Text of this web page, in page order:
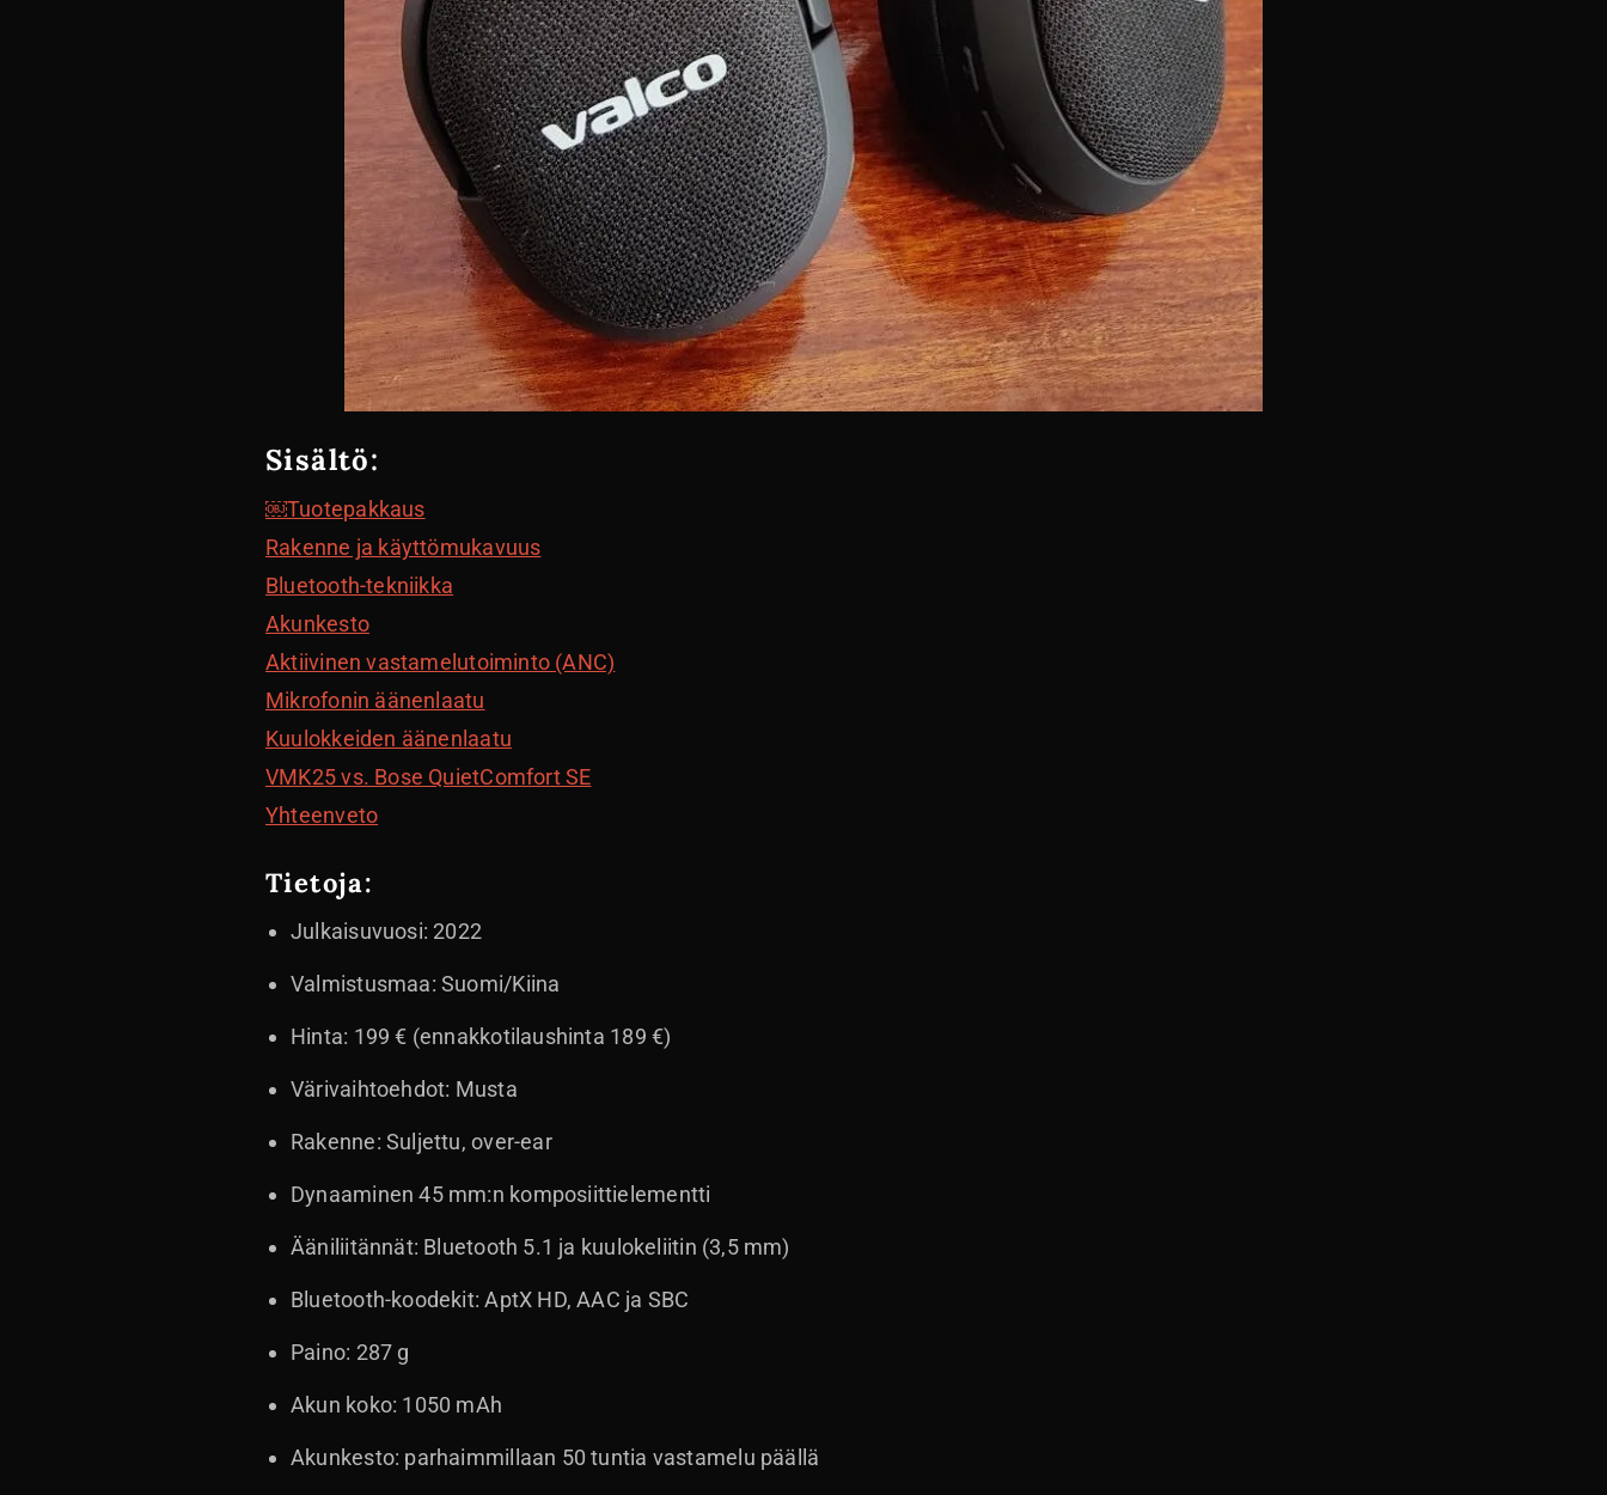
Sisältö:
￼Tuotepakkaus
Rakenne ja käyttömukavuus
Bluetooth-tekniikka
Akunkesto
Aktiivinen vastamelutoiminto (ANC)
Mikrofonin äänenlaatu
Kuulokkeiden äänenlaatu
VMK25 vs. Bose QuietComfort SE
Yhteenveto
Tietoja:
Julkaisuvuosi: 2022
Valmistusmaa: Suomi/Kiina
Hinta: 199 € (ennakkotilaushinta 189 €)
Värivaihtoehdot: Musta
Rakenne: Suljettu, over-ear
Dynaaminen 45 mm:n komposiittielementti
Ääniliitännät: Bluetooth 5.1 ja kuulokeliitin (3,5 mm)
Bluetooth-koodekit: AptX HD, AAC ja SBC
Paino: 287 g
Akun koko: 1050 mAh
Akunkesto: parhaimmillaan 50 tuntia vastamelu päällä